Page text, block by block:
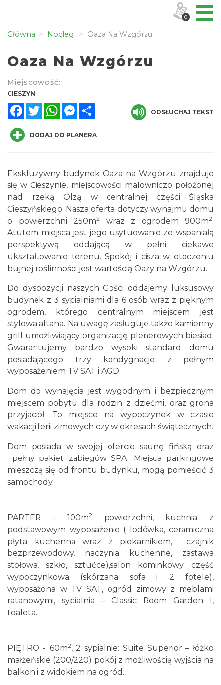
Główna Noclegi Oaza Na Wzgórzu
Oaza Na Wzgórzu
Miejscowość:
CIESZYN
FacebookTwitterWhatsAppMessenger
ODSŁUCHAJ TEKST
DODAJ DO PLANERA
Ekskluzywny budynek Oaza na Wzgórzu znajduje
się w Cieszynie, miejscowości malowniczo położonej
nad rzeką Olzą w centralnej części Śląska
Cieszyńskiego. Nasza oferta dotyczy wynajmu domu
o powierzchni 250m2wraz z ogrodem 900m2.
Atutem miejsca jest jego usytuowanie ze wspaniałą
perspektywą oddającą w pełni ciekawe
ukształtowanie terenu. Spokój i cisza w otoczeniu
bujnej roślinności jest wartością Oazy na Wzgórzu.
Do dyspozycji naszych Gości oddajemy luksusowy
budynek z 3 sypialniami dla 6 osób wraz z pięknym
ogrodem, którego centralnym miejscem jest
stylowa altana. Na uwagę zasługuje także kamienny
grill umożliwiający organizację plenerowych biesiad.
Gwarantujemy bardzo wysoki standard domu
posiadającego trzy kondygnacje z pełnym
wyposażeniem TV SAT i AGD.
Dom do wynajęcia jest wygodnym i bezpiecznym
miejscem pobytu dla rodzin z dziećmi, oraz grona
przyjaciół. To miejsce na wypoczynek w czasie
wakacji,ferii zimowych czy w okresach świątecznych.
Dom posiada w swojej ofercie saunę fińską oraz
pełny pakiet zabiegów SPA. Miejsca parkingowe
mieszczą się od frontu budynku, mogą pomieścić 3
samochody.
PARTER - 100m2
powierzchni, kuchnia z
podstawowym wyposażenie ( lodówka, ceramiczna
płyta kuchenna wraz z piekarnikiem, czajnik
bezprzewodowy, naczynia kuchenne, zastawa
stołowa, szkło, sztućce),salon kominkowy, część
wypoczynkowa (skórzana sofa i 2 fotele),
wyposażona w TV SAT, ogród zimowy z meblami
ratanowymi, sypialnia – Classic Room Garden I,
toaleta.
PIĘTRO - 60m2, 2 sypialnie: Suite Superior – łóżko
małżeńskie (200/220) pokój z możliwością wyjścia na
balkon i z widokiem na ogród.
0